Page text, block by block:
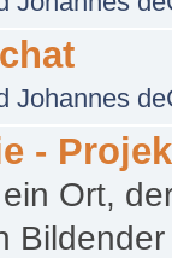
Johannes
-
Ort,